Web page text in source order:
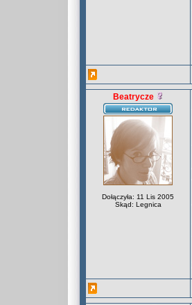
Beatrycze
Dołączyła: 11 Lis 2005
Skąd: Legnica